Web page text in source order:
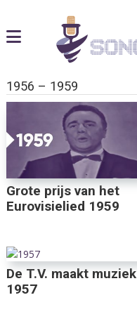
1956 – 1959
Grote prijs van het
Eurovisielied 1959
De T.V. maakt muziek
1957